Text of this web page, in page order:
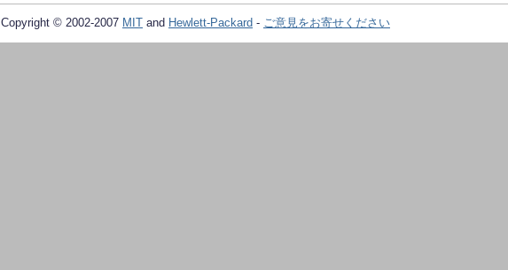
Copyright © 2002-2007 MIT and Hewlett-Packard - ご意見をお寄せください